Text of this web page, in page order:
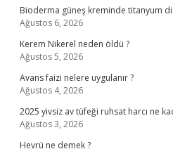
Bioderma güneş kreminde titanyum
Ağustos 6, 2026
Kerem Nikerel neden öldü ?
Ağustos 5, 2026
Avans faizi nelere uygulanır ?
Ağustos 4, 2026
2025 yivsiz av tüfeği ruhsat harcı ne
Ağustos 3, 2026
Hevrü ne demek ?